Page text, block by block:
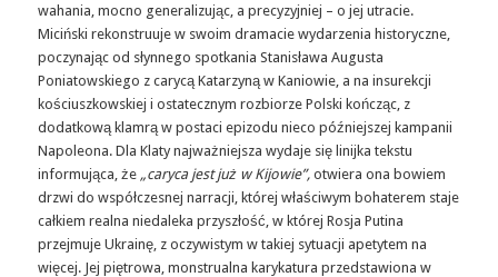
wahania, mocno generalizując, a precyzyjniej – o jej utracie.
Miciński rekonstruuje w swoim dramacie wydarzenia historyczne,
poczynając od słynnego spotkania Stanisława Augusta
Poniatowskiego z carycą Katarzyną w Kaniowie, a na insurekcji
kościuszkowskiej i ostatecznym rozbiorze Polski kończąc, z
dodatkową klamrą w postaci epizodu nieco późniejszej kampanii
Napoleona. Dla Klaty najważniejsza wydaje się linijka tekstu
informująca, że „caryca jest już w Kijowie”,otwiera ona bowiem
drzwi do współczesnej narracji, której właściwym bohaterem staje
całkiem realna niedaleka przyszłość, w której Rosja Putina
przejmuje Ukrainę, z oczywistym w takiej sytuacji apetytem na
więcej. Jej piętrowa, monstrualna karykatura przedstawiona w